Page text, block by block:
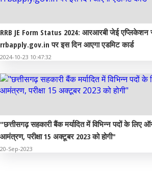
RRB JE Form Status 2024: आरआरबी जेई एप्लिकेशन
rrbapply.gov.in पर इस दिन आएगा एडमिट कार्ड
2024-10-23 10:47:32
"छत्तीसगढ़ सहकारी बैंक मर्यादित में विभिन्न पदों के
आमंत्रण, परीक्षा 15 अक्टूबर 2023 को होगी"
20-Sep-2023